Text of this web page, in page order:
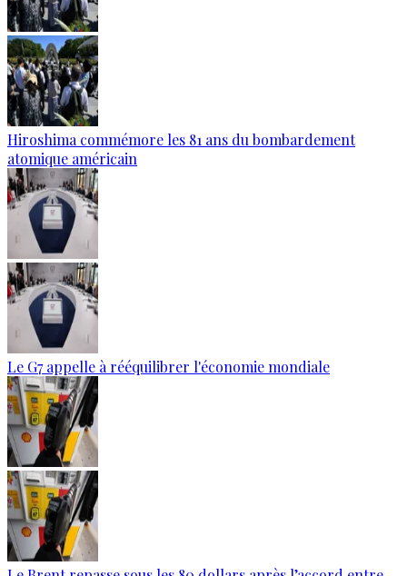
Hiroshima commémore les 81 ans du bombardement
atomique américain
Le G7 appelle à rééquilibrer l'économie mondiale